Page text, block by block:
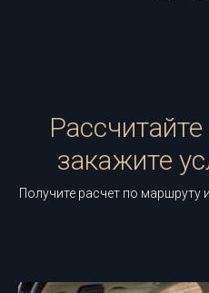
закажите
Получите расчет по